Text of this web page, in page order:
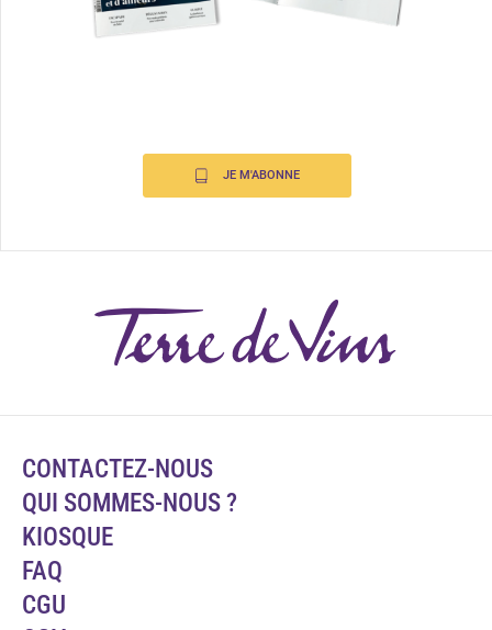
JE M'ABONNE
CONTACTEZ-NOUS
QUI SOMMES-NOUS ?
KIOSQUE
FAQ
CGU